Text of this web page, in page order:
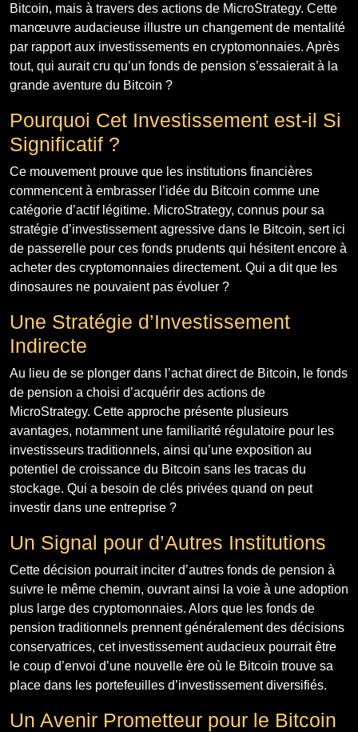
Bitcoin, mais à travers des actions de MicroStrategy. Cette
manœuvre audacieuse illustre un changement de mentalité
par rapport aux investissements en cryptomonnaies. Après
tout, qui aurait cru qu’un fonds de pension s’essaierait à la
grande aventure du Bitcoin ?
Pourquoi Cet Investissement est-il Si
Significatif ?
Ce mouvement prouve que les institutions financières
commencent à embrasser l’idée du Bitcoin comme une
catégorie d’actif légitime. MicroStrategy, connus pour sa
stratégie d’investissement agressive dans le Bitcoin, sert ici
de passerelle pour ces fonds prudents qui hésitent encore à
acheter des cryptomonnaies directement. Qui a dit que les
dinosaures ne pouvaient pas évoluer ?
Une Stratégie d’Investissement
Indirecte
Au lieu de se plonger dans l’achat direct de Bitcoin, le fonds
de pension a choisi d’acquérir des actions de
MicroStrategy. Cette approche présente plusieurs
avantages, notamment une familiarité régulatoire pour les
investisseurs traditionnels, ainsi qu’une exposition au
potentiel de croissance du Bitcoin sans les tracas du
stockage. Qui a besoin de clés privées quand on peut
investir dans une entreprise ?
Un Signal pour d’Autres Institutions
Cette décision pourrait inciter d’autres fonds de pension à
suivre le même chemin, ouvrant ainsi la voie à une adoption
plus large des cryptomonnaies. Alors que les fonds de
pension traditionnels prennent généralement des décisions
conservatrices, cet investissement audacieux pourrait être
le coup d’envoi d’une nouvelle ère où le Bitcoin trouve sa
place dans les portefeuilles d’investissement diversifiés.
Un Avenir Prometteur pour le Bitcoin